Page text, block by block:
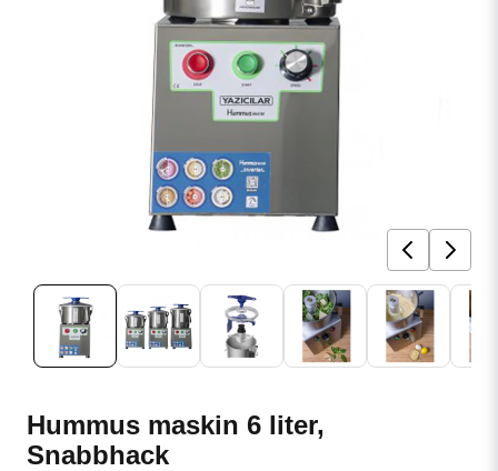
Hummus maskin 6 liter,
Snabbhack